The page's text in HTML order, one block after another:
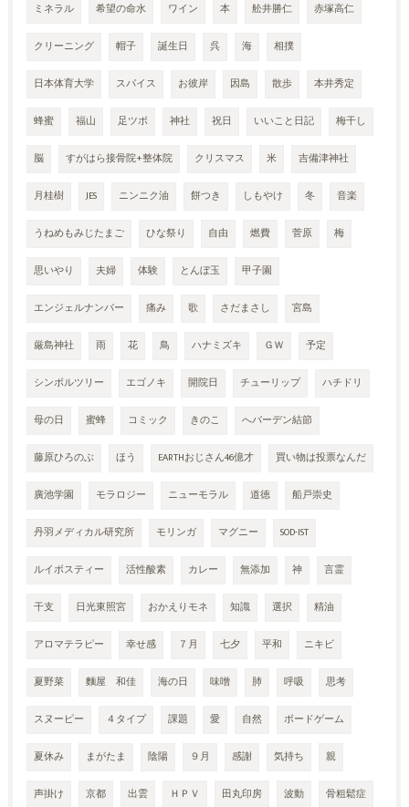
ミネラル 希望の命水 ワイン 本 舩井勝仁 赤塚高仁
クリーニング 帽子 誕生日 呉 海 相撲
日本体育大学 スパイス お彼岸 因島 散歩 本井秀定
蜂蜜 福山 足ツボ 神社 祝日 いいこと日記 梅干し
脳 すがはら接骨院+整体院 クリスマス 米 吉備津神社
月桂樹 JES ニンニク油 餅つき しもやけ 冬 音楽
うねめもみじたまご ひな祭り 自由 燃費 菅原 梅
思いやり 夫婦 体験 とんぼ玉 甲子園
エンジェルナンバー 痛み 歌 さだまさし 宮島
厳島神社 雨 花 鳥 ハナミズキ ＧＷ 予定
シンボルツリー エゴノキ 開院日 チューリップ ハチドリ
母の日 蜜蜂 コミック きのこ へバーデン結節
藤原ひろのぶ ほう EARTHおじさん46億才 買い物は投票なんだ
廣池学園 モラロジー ニューモラル 道徳 船戸崇史
丹羽メディカル研究所 モリンガ マグニー SOD-IST
ルイボスティー 活性酸素 カレー 無添加 神 言霊
干支 日光東照宮 おかえりモネ 知識 選択 精油
アロマテラピー 幸せ感 ７月 七夕 平和 ニキビ
夏野菜 麵屋 和佳 海の日 味噌 肺 呼吸 思考
スヌーピー ４タイプ 課題 愛 自然 ボードゲーム
夏休み まがたま 陰陽 ９月 感謝 気持ち 親
声掛け 京都 出雲 ＨＰＶ 田丸印房 波動 骨粗鬆症